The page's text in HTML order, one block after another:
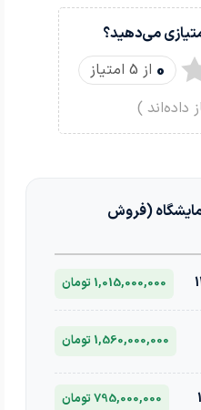
می‌دهید؟
0 از 5 امتیاز
داده‌اند )
(فروش
1,015,000,000 تومان
1,560,000,000 تومان
795,000,000 تومان